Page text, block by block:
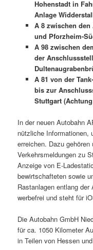
Hohenstadt in
Anlage
A 8 zwischen
und Pforzheim-
A 98 zwischen
der
A 81 von der
bis zur
Stuttgart
In der neuen Autobahn
nützliche Informationen,
erreichen. Dazu
Verkehrsmeldungen zu
Anzeige von E-
bewirtschafteten sowie
Rastanlagen entlang
werbefrei und steht für
Die Autobahn GmbH
für ca. 1050 Kilometer
in Teilen von Hessen